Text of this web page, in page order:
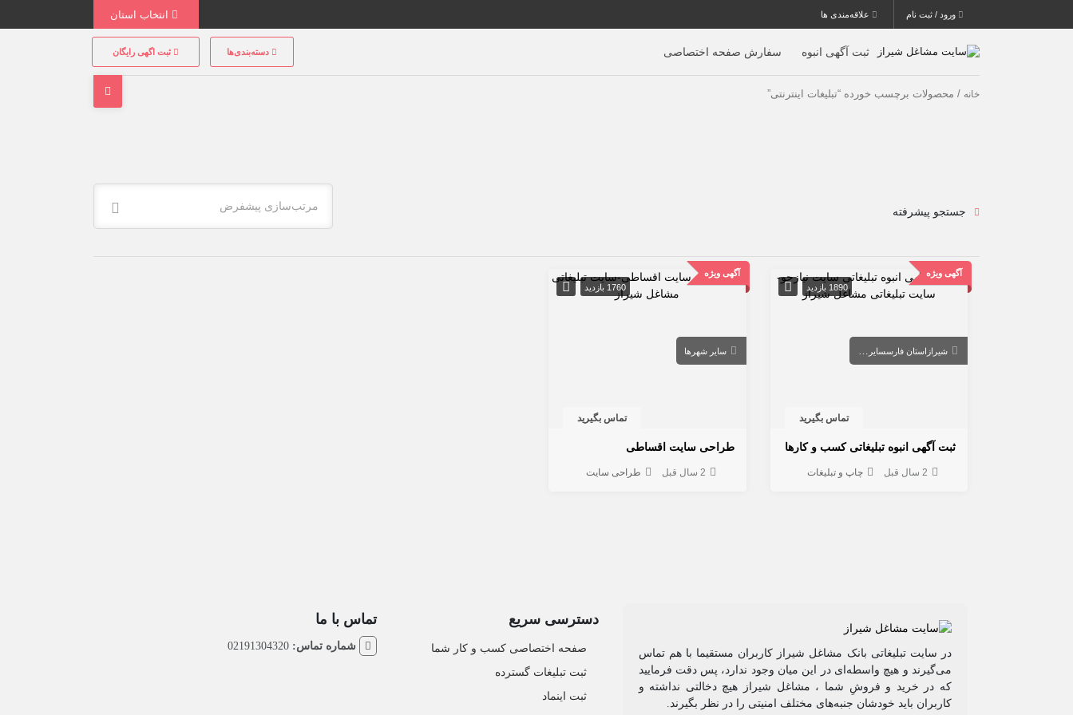
ورود / ثبت نام علاقه‌مندی ها
ثبت آگهی انبوه سفارش صفحه اختصاصی دسته‌بندی‌ها ثبت اگهی رایگان
خانه / محصولات برچسب خورده “تبلیغات اینترنتی”
مرتب‌سازی پیشفرض جستجو پیشرفته
آگهی ویژه
1890 بازدید
شیراز استان فارسسایر شهرها
تماس بگیرید
ثبت آگهی انبوه تبلیغاتی کسب و کارها
2 سال قبل چاپ و تبلیغات
آگهی ویژه
1760 بازدید
سایر شهرها
تماس بگیرید
طراحی سایت اقساطی
2 سال قبل طراحی سایت
در سایت تبلیغاتی بانک مشاغل شیراز کاربران مستقیما با هم تماس
می‌گیرند و هیچ واسطه‌ای در این میان وجود ندارد، پس دقت فرمایید
که در خرید و فروشِ شما ، مشاغل شیراز هیچ دخالتی نداشته و
کاربران باید خودشان جنبه‌های مختلف امنیتی را در نظر بگیرند.
دسترسی سریع
صفحه اختصاصی کسب و کار شما
ثبت تبلیغات گسترده
ثبت اینماد
تماس با ما
شماره تماس: 02191304320